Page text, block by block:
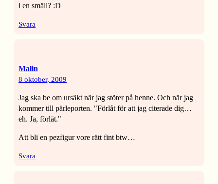
i en smäll? :D
Svara
Malin
8 oktober, 2009
Jag ska be om ursäkt när jag stöter på henne. Och när jag
kommer till pärleporten. "Förlåt för att jag citerade dig…
eh. Ja, förlåt."
Att bli en pezfigur vore rätt fint btw…
Svara